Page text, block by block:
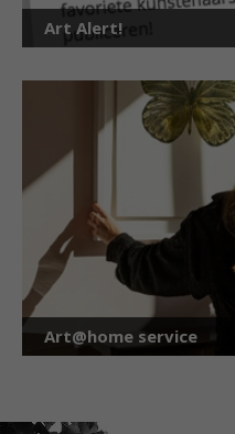
Art Alert!
Art@home service